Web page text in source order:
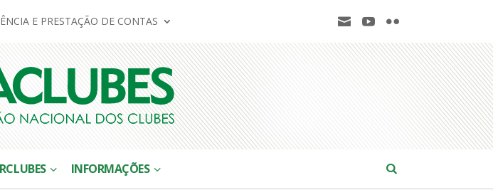
E PRESTAÇÃO DE CONTAS
INFORMAÇÕES